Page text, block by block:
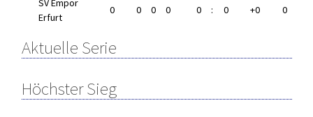
Erfurt
0 0 0 0 0 : 0 +0 0
Aktuelle Serie
Höchster Sieg